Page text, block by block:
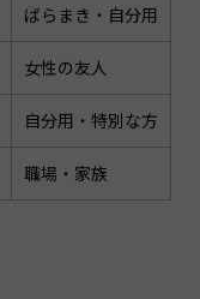
ばらまき・自分用
女性の友人
自分用・特別な方
職場・家族